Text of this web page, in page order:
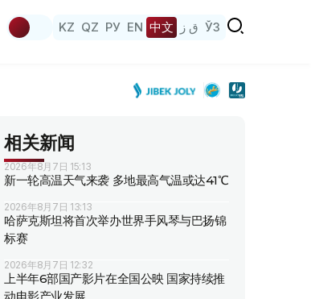
KZ QZ РУ EN 中文 ق ز ЎЗ
相关新闻
2026年8月7日 15:13
新一轮高温天气来袭 多地最高气温或达41℃
2026年8月7日 13:13
哈萨克斯坦将首次举办世界手风琴与巴扬锦
标赛
2026年8月7日 12:32
上半年6部国产影片在全国公映 国家持续推